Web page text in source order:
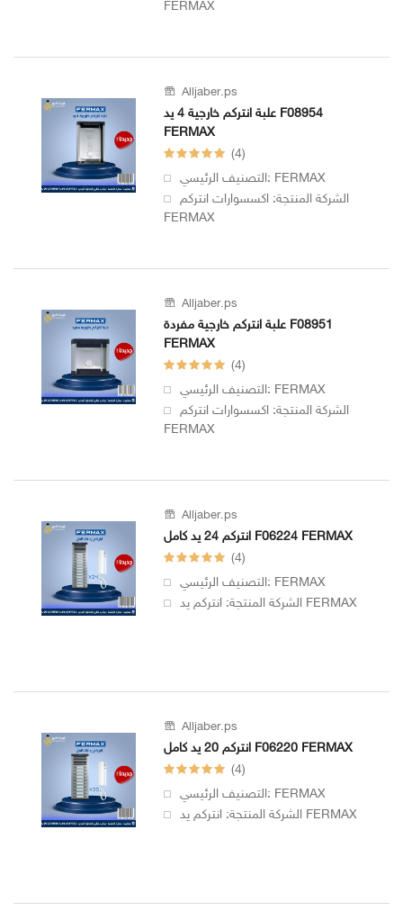
FERMAX
Alljaber.ps
علبة انتركم خارجية 4 يد F08954
FERMAX
(4)
التصنيف الرئيسي: FERMAX
الشركة المنتجة: اكسسوارات انتركم
FERMAX
Alljaber.ps
علبة انتركم خارجية مفردة F08951
FERMAX
(4)
التصنيف الرئيسي: FERMAX
الشركة المنتجة: اكسسوارات انتركم
FERMAX
Alljaber.ps
انتركم 24 يد كامل F06224 FERMAX
(4)
التصنيف الرئيسي: FERMAX
الشركة المنتجة: انتركم يد FERMAX
Alljaber.ps
انتركم 20 يد كامل F06220 FERMAX
(4)
التصنيف الرئيسي: FERMAX
الشركة المنتجة: انتركم يد FERMAX